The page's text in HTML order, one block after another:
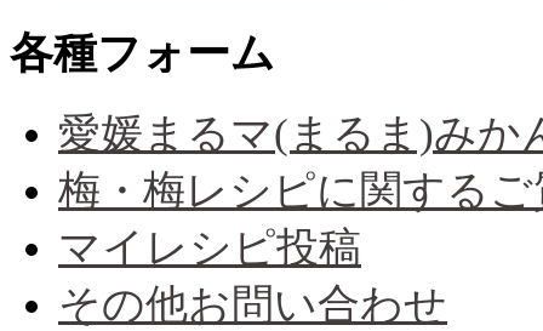
各種フォーム
愛媛まるマ(まるま)みか
梅・梅レシピに関するご
マイレシピ投稿
その他お問い合わせ